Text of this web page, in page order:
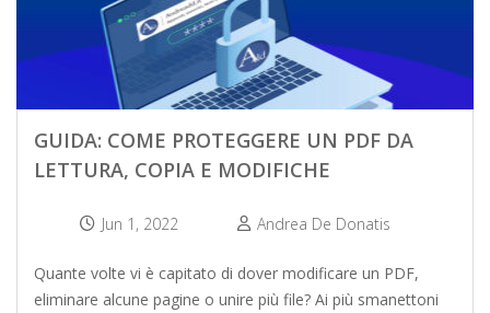
GUIDA: COME PROTEGGERE UN PDF DA
LETTURA, COPIA E MODIFICHE
Jun 1, 2022 Andrea De Donatis
Quante volte vi è capitato di dover modificare un PDF,
eliminare alcune pagine o unire più file? Ai più smanettoni